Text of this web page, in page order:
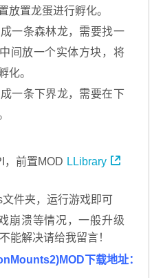
放置龙蛋进行孵化。
一条森林龙，需要找一
间放一个实体方块，将
化。
一条下界龙，需要在下
，前置MOD LLibrary
件夹，运行游戏即可
崩溃等情况，一般升级
能解决请给我留言！
下载地址：